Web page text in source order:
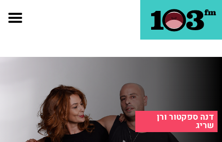
דנה ספקטור ורן
שריג